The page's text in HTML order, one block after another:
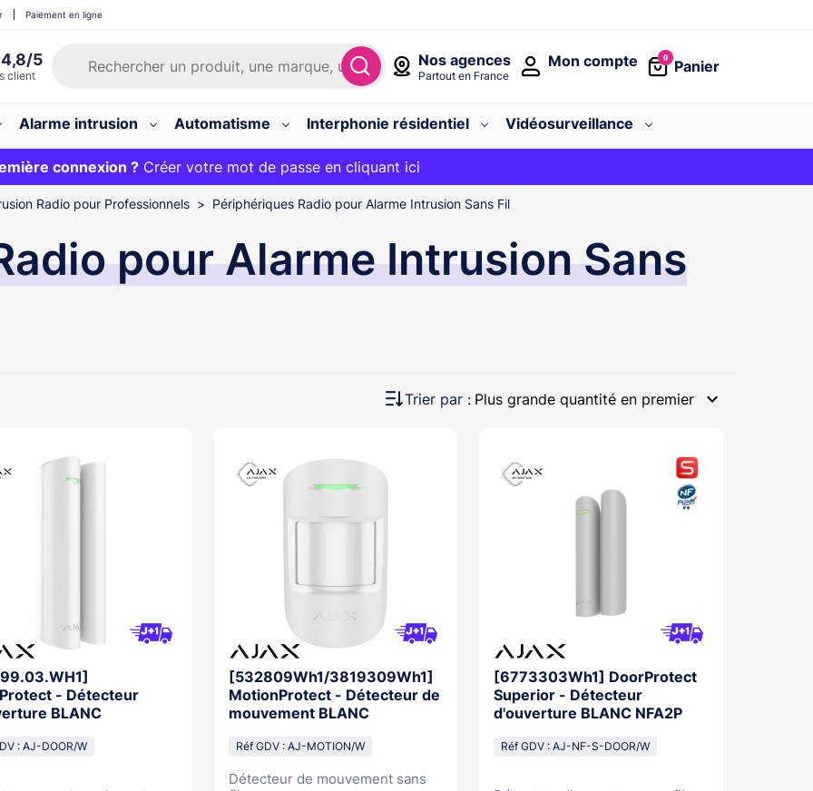
Nos agences
Partout en France
0
Panier
Mon compte
Paiement en ligne
Alarme intrusion Automatisme Interphonie résidentiel
Vidéosurveillance
OFFERT sur votre panier et livraison 24/48h gratuite avec le code
connexion ?Créer votre mot de passe en cliquant ici
:
Radio pour Professionnels Périphériques Radio pour Alarme Intrusion Sans Fil
pour Alarme Intrusion Sans
Trier par : Plus grande quantité en premier expand_more
- Détecteur
BLANC
: AJ-DOOR/W
[532809Wh1/3819309Wh1]
MotionProtect - Détecteur de
mouvement BLANC
Réf GDV : AJ-MOTION/W
Détecteur de mouvement sans
[6773303Wh1] DoorProtect
Superior - Détecteur
d'ouverture BLANC NFA2P
Réf GDV : AJ-NF-S-DOOR/W